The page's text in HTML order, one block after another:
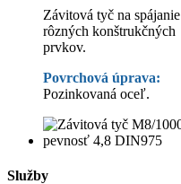
Závitová tyč na spájanie
rôzných konštrukčných
prvkov.
Povrchová úprava:
Pozinkovaná oceľ.
Služby